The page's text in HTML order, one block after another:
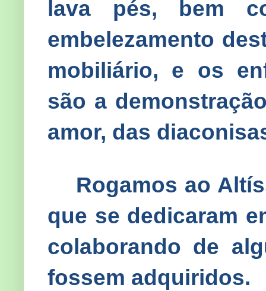
lava pés, bem
embelezamento
mobiliário, e os
são a
amor, das
Rogamos ao
que se dedicaram
colaborando de
fossem adquiridos.